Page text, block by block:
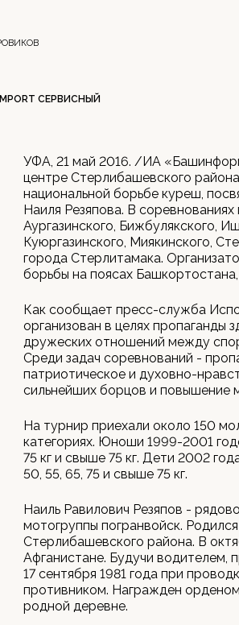
СЕРВИСНЫЙ
УФА, 21 май 2016. /ИА
центре Стерлибашевского
национальной борьбе куреш,
Наиля Резяпова. В
Аургазинского, Бижбулякского,
Куюргазинского, Миякинского,
города Стерлитамака.
борьбы на поясах
Как сообщает пресс-служба
организован в целях пропаганды
дружеских отношений между
Среди задач соревнований -
патриотическое и духовно-
сильнейших борцов и повышение
На турнир приехали около 150
категориях. Юноши 1999-2001
75 кг и свыше 75 кг. Дети 2002
50, 55, 65, 75 и свыше 75 кг.
Наиль Равилович Резяпов -
мотогруппы погранвойск.
Стерлибашевского района. В
Афганистане. Будучи водителем,
17 сентября 1981 года при
противником. Награжден
родной деревне.